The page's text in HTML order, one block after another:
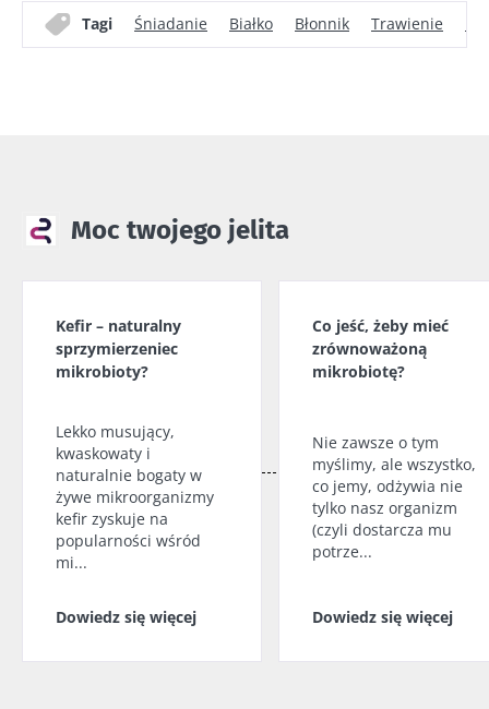
Tagi Śniadanie Białko Błonnik Trawienie
Moc twojego jelita
Kefir – naturalny
sprzymierzeniec
mikrobioty?
Lekko musujący,
kwaskowaty i
naturalnie bogaty w
żywe mikroorganizmy
kefir zyskuje na
popularności wśród
mi...
Dowiedz się więcej
Co jeść, żeby mieć
zrównoważoną
mikrobiotę?
Nie zawsze o tym
myślimy, ale wszystko,
co jemy, odżywia nie
tylko nasz organizm
(czyli dostarcza mu
potrze...
Dowiedz się więcej